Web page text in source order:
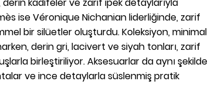
ise Véronique Nichanian liderliğinde, zarif
bir silüetler oluşturdu. Koleksiyon, minimal
derin gri, lacivert ve siyah tonları, zarif
birleştiriliyor. Aksesuarlar da aynı şekilde
ve ince detaylarla süslenmiş pratik